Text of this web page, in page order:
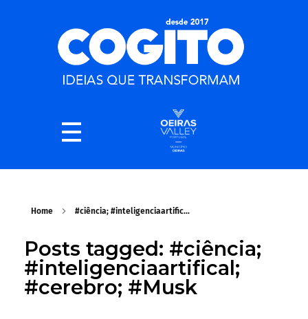
Home #ciência; #inteligenciaartific...
Posts tagged: #ciência;
#inteligenciaartifical;
#cerebro; #Musk